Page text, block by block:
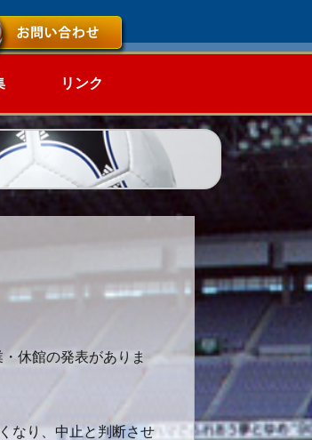
リンク
休館の発表がありま
なり、中止と判断させ